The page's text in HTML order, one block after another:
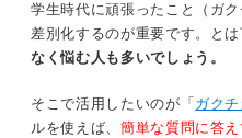
学生時代に頑張ったこと（ガ
差別化するのが重要です。とは
なく悩む人も多いでしょう。
そこで活用したいのが「 ガク
ルを使えば、 簡単な質問に答